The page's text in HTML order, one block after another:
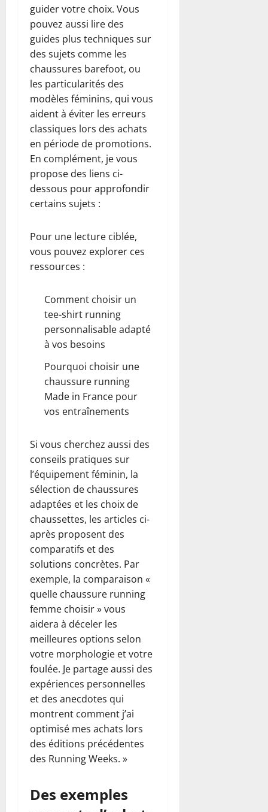
guider votre choix. Vous
pouvez aussi lire des
guides plus techniques sur
des sujets comme les
chaussures barefoot, ou
les particularités des
modèles féminins, qui vous
aident à éviter les erreurs
classiques lors des achats
en période de promotions.
En complément, je vous
propose des liens ci-
dessous pour approfondir
certains sujets :
Pour une lecture ciblée,
vous pouvez explorer ces
ressources :
Comment choisir un
tee-shirt running
personnalisable adapté
à vos besoins
Pourquoi choisir une
chaussure running
Made in France pour
vos entraînements
Si vous cherchez aussi des
conseils pratiques sur
l’équipement féminin, la
sélection de chaussures
adaptées et les choix de
chaussettes, les articles ci-
après proposent des
comparatifs et des
solutions concrètes. Par
exemple, la comparaison «
quelle chaussure running
femme choisir » vous
aidera à déceler les
meilleures options selon
votre morphologie et votre
foulée. Je partage aussi des
expériences personnelles
et des anecdotes qui
montrent comment j’ai
optimisé mes achats lors
des éditions précédentes
des Running Weeks. »
Des exemples